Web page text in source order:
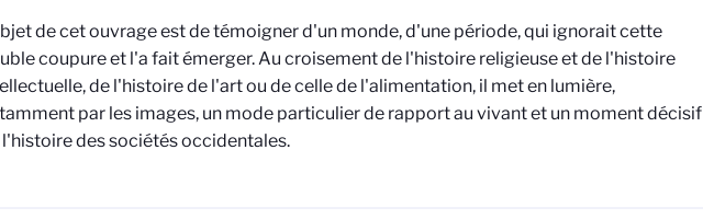
de cet ouvrage est de témoigner d'un monde, d'une période, qui ignorait cette
coupure et l'a fait émerger. Au croisement de l'histoire religieuse et de l'histoire
de l'histoire de l'art ou de celle de l'alimentation, il met en lumière,
par les images, un mode particulier de rapport au vivant et un moment décisif
des sociétés occidentales.